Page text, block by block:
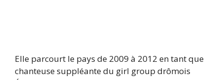
Elle parcourt le pays de 2009 à 2012 en tant que
chanteuse suppléante du girl group drômois